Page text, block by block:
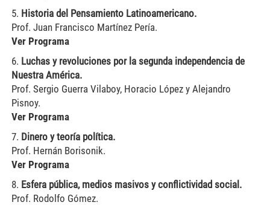
5. Historia del Pensamiento Latinoamericano.
Prof. Juan Francisco Martínez Pería.
Ver Programa
6. Luchas y revoluciones por la segunda independencia de
Nuestra América.
Prof. Sergio Guerra Vilaboy, Horacio López y Alejandro
Pisnoy.
Ver Programa
7. Dinero y teoría política.
Prof. Hernán Borisonik.
Ver Programa
8. Esfera pública, medios masivos y conflictividad social.
Prof. Rodolfo Gómez.